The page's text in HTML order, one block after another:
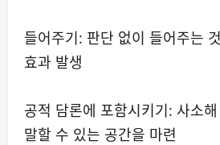
들어주기: 판단 없이 들어주는
효과 발생
공적 담론에 포함시키기: 사소
말할 수 있는 공간을 마련